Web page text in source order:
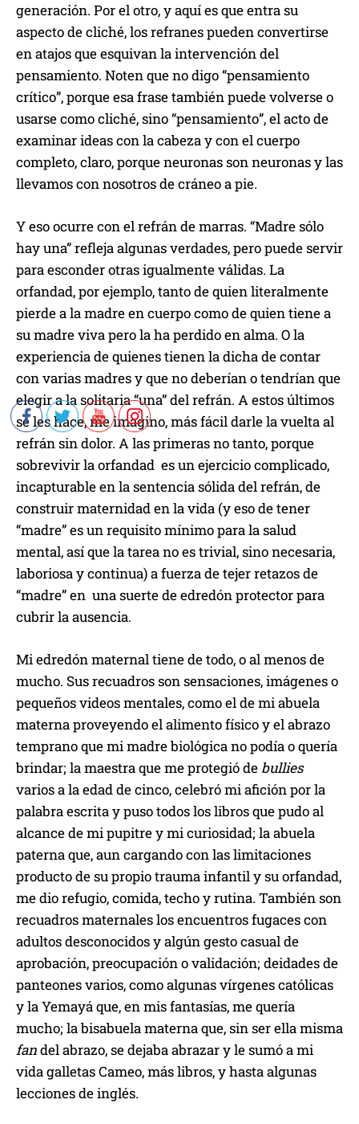
generación. Por el otro, y aquí es que entra su
aspecto de cliché, los refranes pueden convertirse
en atajos que esquivan la intervención del
pensamiento. Noten que no digo “pensamiento
crítico”, porque esa frase también puede volverse o
usarse como cliché, sino “pensamiento”, el acto de
examinar ideas con la cabeza y con el cuerpo
completo, claro, porque neuronas son neuronas y las
llevamos con nosotros de cráneo a pie.
Y eso ocurre con el refrán de marras. “Madre sólo
hay una” refleja algunas verdades, pero puede servir
para esconder otras igualmente válidas. La
orfandad, por ejemplo, tanto de quien literalmente
pierde a la madre en cuerpo como de quien tiene a
su madre viva pero la ha perdido en alma. O la
experiencia de quienes tienen la dicha de contar
con varias madres y que no deberían o tendrían que
elegir a la solitaria “una” del refrán. A estos últimos
se les hace, me imagino, más fácil darle la vuelta al
refrán sin dolor. A las primeras no tanto, porque
sobrevivir la orfandad es un ejercicio complicado,
incapturable en la sentencia sólida del refrán, de
construir maternidad en la vida (y eso de tener
“madre” es un requisito mínimo para la salud
mental, así que la tarea no es trivial, sino necesaria,
laboriosa y continua) a fuerza de tejer retazos de
“madre” en una suerte de edredón protector para
cubrir la ausencia.
Mi edredón maternal tiene de todo, o al menos de
mucho. Sus recuadros son sensaciones, imágenes o
pequeños videos mentales, como el de mi abuela
materna proveyendo el alimento físico y el abrazo
temprano que mi madre biológica no podía o quería
brindar; la maestra que me protegió de bullies
varios a la edad de cinco, celebró mi afición por la
palabra escrita y puso todos los libros que pudo al
alcance de mi pupitre y mi curiosidad; la abuela
paterna que, aun cargando con las limitaciones
producto de su propio trauma infantil y su orfandad,
me dio refugio, comida, techo y rutina. También son
recuadros maternales los encuentros fugaces con
adultos desconocidos y algún gesto casual de
aprobación, preocupación o validación; deidades de
panteones varios, como algunas vírgenes católicas
y la Yemayá que, en mis fantasías, me quería
mucho; la bisabuela materna que, sin ser ella misma
fandel abrazo, se dejaba abrazar y le sumó a mi
vida galletas Cameo, más libros, y hasta algunas
lecciones de inglés.